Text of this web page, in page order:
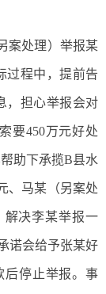
处理）举报某
过程中，提前告
，担心举报会对
要450万元好处
助下承揽B县水
、马某（另案处
解决李某举报一
诺会给予张某好
后停止举报。事